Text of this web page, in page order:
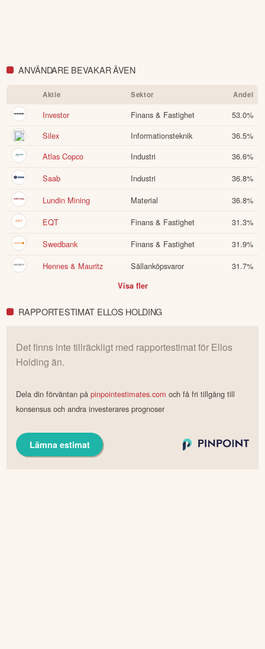
ANVÄNDARE BEVAKAR ÄVEN
Aktie Sektor Andel
Investor Finans & Fastighet 53.0%
Silex
Informationsteknik 36.5%
Atlas Copco
Industri 36.6%
Saab
Industri 36.8%
Lundin Mining
Material 36.8%
EQT
Finans & Fastighet 31.3%
Swedbank
Finans & Fastighet 31.9%
Hennes & Mauritz
Sällanköpsvaror 31.7%
Visa fler
RAPPORTESTIMAT ELLOS HOLDING
Det finns inte tillräckligt med rapportestimat för Ellos
Holding än.
Dela din förväntan påpinpointestimates.com och få fri tillgång till
konsensus och andra investerares prognoser
Lämna estimat